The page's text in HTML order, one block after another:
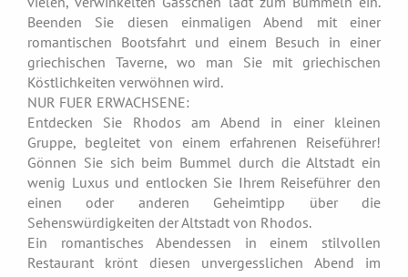
Beenden Sie diesen einmaligen Abend mit einer
romantischen Bootsfahrt und einem Besuch in einer
griechischen Taverne, wo man Sie mit griechischen
Köstlichkeiten verwöhnen wird.
NUR FUER ERWACHSENE:
Entdecken Sie Rhodos am Abend in einer kleinen
Gruppe, begleitet von einem erfahrenen Reiseführer!
Gönnen Sie sich beim Bummel durch die Altstadt ein
wenig Luxus und entlocken Sie Ihrem Reiseführer den
einen oder anderen Geheimtipp über die
Sehenswürdigkeiten der Altstadt von Rhodos.
Ein romantisches Abendessen in einem stilvollen
Restaurant krönt diesen unvergesslichen Abend im